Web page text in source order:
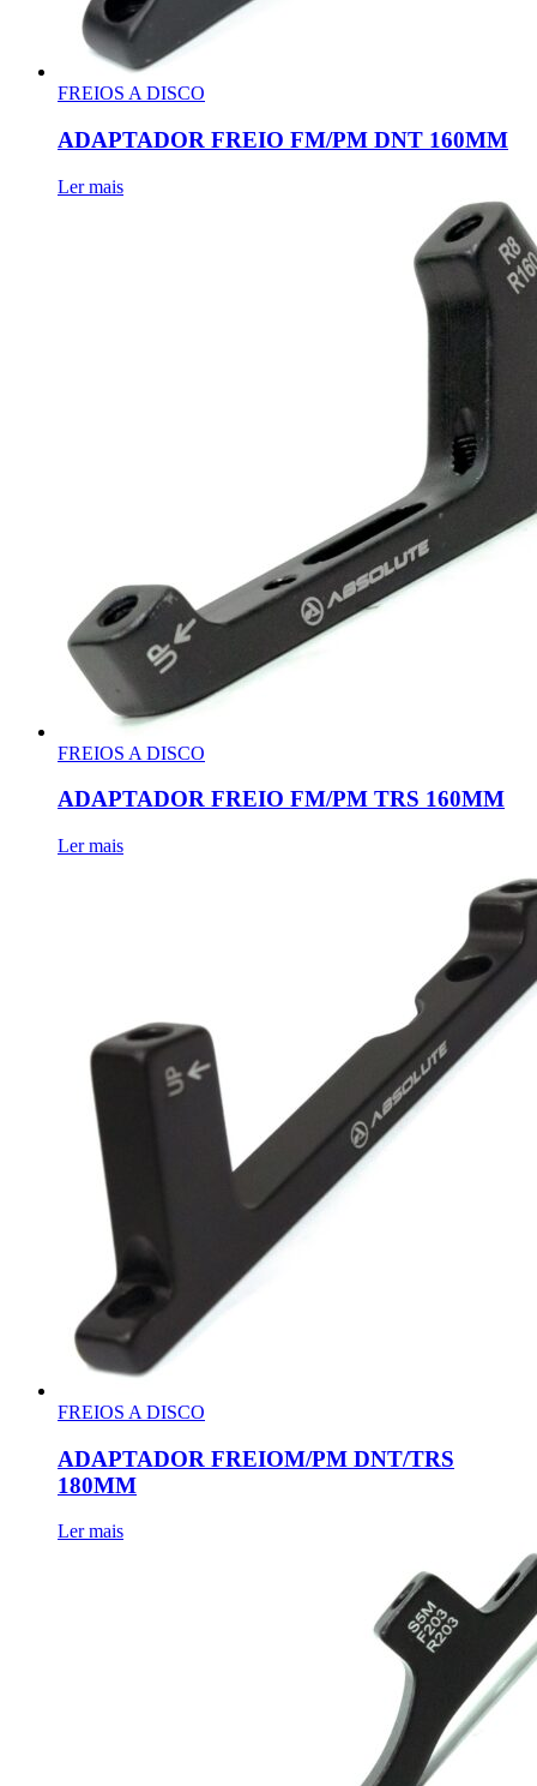
FREIOS A DISCO
ADAPTADOR FREIO FM/PM DNT 160MM
Ler mais
FREIOS A DISCO
ADAPTADOR FREIO FM/PM TRS 160MM
Ler mais
FREIOS A DISCO
ADAPTADOR FREIOM/PM DNT/TRS
180MM
Ler mais